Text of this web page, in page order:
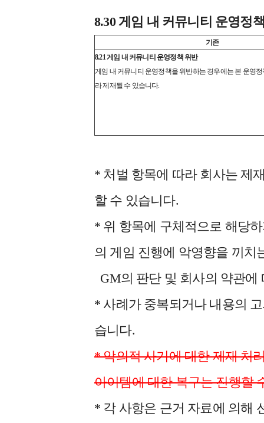
8.30 게임 내 커뮤니티 운영정
기존
8.21 게임 내 커뮤니티 운영정책 위반
게임 내 커뮤니티 운영정책을 위반하는 경우에는 본 운영
라 제재될 수 있습니다.
* 처벌 항목에 따라 회사는 제
할 수 있습니다.
* 위 항목에 구체적으로 해당
의 게임 진행에 악영향을 끼치
GM의 판단 및 회사의 약관
* 사례가 중복되거나 내용의
습니다.
* 악의적 사기에 대한 제재 처
아이템에 대한 복구는 진행할
* 각 사항은 근거 자료에 의해